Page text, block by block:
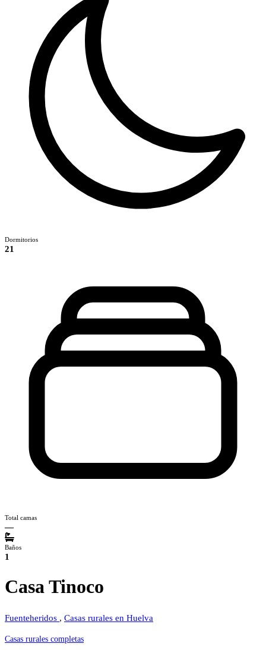
Dormitorios
21
Total camas
—
Baños
1
Casa Tinoco
Fuenteheridos , Casas rurales en Huelva
Casas rurales completas